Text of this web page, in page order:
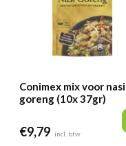
Conimex mix voor nasi
goreng (10x 37gr)
€9,79 incl. btw